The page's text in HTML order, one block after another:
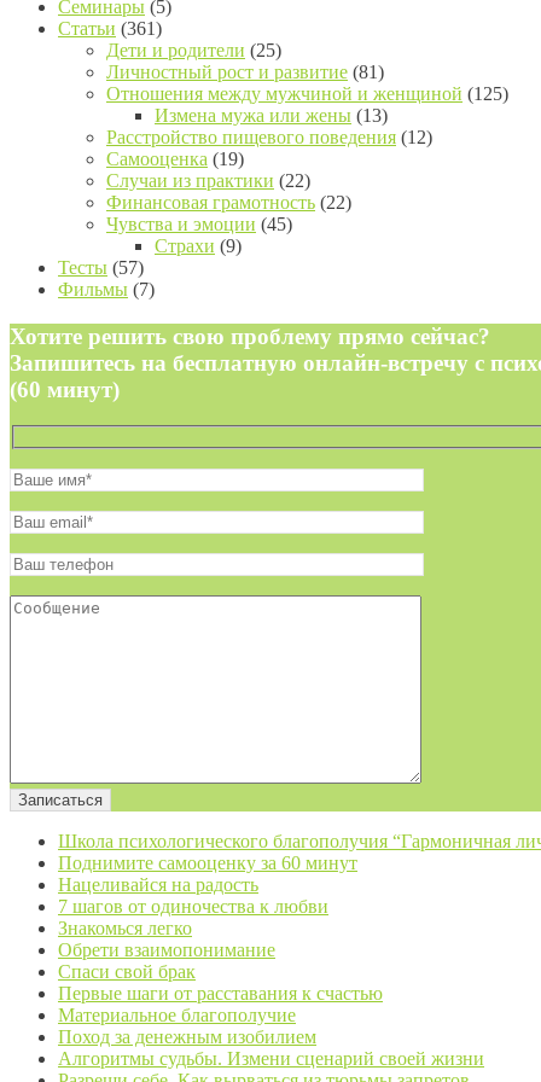
Семинары (5)
Статьи (361)
Дети и родители (25)
Личностный рост и развитие (81)
Отношения между мужчиной и женщиной (125)
Измена мужа или жены (13)
Расстройство пищевого поведения (12)
Самооценка (19)
Случаи из практики (22)
Финансовая грамотность (22)
Чувства и эмоции (45)
Страхи (9)
Тесты (57)
Фильмы (7)
Хотите решить свою проблему прямо сейчас?
Запишитесь на бесплатную онлайн-встречу с
(60 минут)
Школа психологического благополучия “Гармоничная
Поднимите самооценку за 60 минут
Нацеливайся на радость
7 шагов от одиночества к любви
Знакомься легко
Обрети взаимопонимание
Спаси свой брак
Первые шаги от расставания к счастью
Материальное благополучие
Поход за денежным изобилием
Алгоритмы судьбы. Измени сценарий своей жизни